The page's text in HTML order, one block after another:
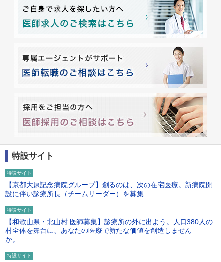
特設サイト
特設サイト
【京都大原記念病院グループ】創るのは、次の在宅医療。新病院開
設に伴い診療所長（チームリーダー）を募集
特設サイト
【和歌山県・北山村 医師募集】診療所の外に出よう。人口380人の
村全体を舞台に、あなたの医療で新たな価値を創造しません
か。
特設サイト